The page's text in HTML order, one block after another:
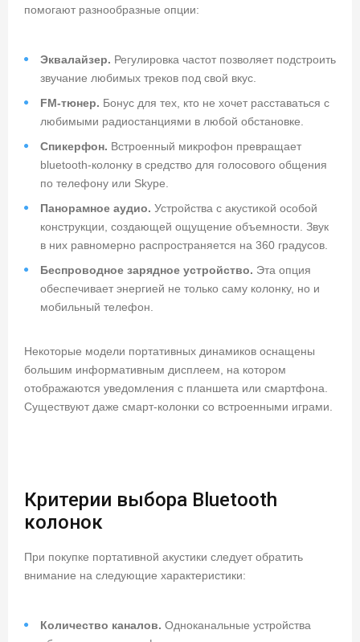
помогают разнообразные опции:
Эквалайзер. Регулировка частот позволяет подстроить
звучание любимых треков под свой вкус.
FM-тюнер. Бонус для тех, кто не хочет расставаться с
любимыми радиостанциями в любой обстановке.
Спикерфон. Встроенный микрофон превращает
bluetooth-колонку в средство для голосового общения
по телефону или Skype.
Панорамное аудио. Устройства с акустикой особой
конструкции, создающей ощущение объемности. Звук
в них равномерно распространяется на 360 градусов.
Беспроводное зарядное устройство. Эта опция
обеспечивает энергией не только саму колонку, но и
мобильный телефон.
Некоторые модели портативных динамиков оснащены
большим информативным дисплеем, на котором
отображаются уведомления с планшета или смартфона.
Существуют даже смарт-колонки со встроенными играми.
Критерии выбора Bluetooth
колонок
При покупке портативной акустики следует обратить
внимание на следующие характеристики:
Количество каналов. Одноканальные устройства